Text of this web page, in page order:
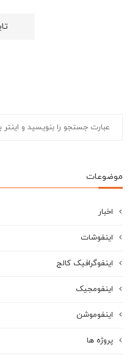
موضوعات
اخبار
اینفوشات
اینفوگرافیک کالج
اینفومجیک
اینفوموشن
پروژه ها